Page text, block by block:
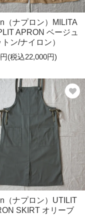
（ナプロン）MILITA
APRON ベージュ
トン/ナイロン）
(税込22,000円)
（ナプロン）UTILIT
SKIRT オリーブ